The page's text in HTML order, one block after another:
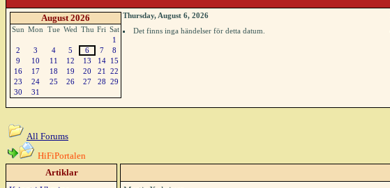
August 2026
Sun Mon Tue Wed Thu Fri Sat
1
2
3 4 5 6 7
8
9
10 11 12 13 14
15
16
17 18 19 20 21
22
23
24 25 26 27 28 29
30
31
Thursday, August 6, 2026
Det finns inga händelser för detta datum.
All Forums
HiFiPortalen
Artiklar